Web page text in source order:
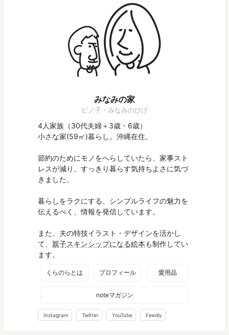
みなみの家
ピノ子・みなみのひげ
4人家族（30代夫婦＋3歳・6歳）
小さな家(59㎡)暮らし。沖縄在住。
節約のためにモノをへらしていたら、家事スト
レスが減り、すっきり暮らす気持ちよさに気づ
きました。
暮らしをラクにする、シンプルライフの魅力を
伝えるべく、情報を発信しています。
また、夫の特技イラスト・デザインを活かし
て、 親子スキンシップになる絵本も制作してい
ます。
くらのらとは プロフィール 愛用品
noteマガジン
Instagram Twitter YouTube Feedly